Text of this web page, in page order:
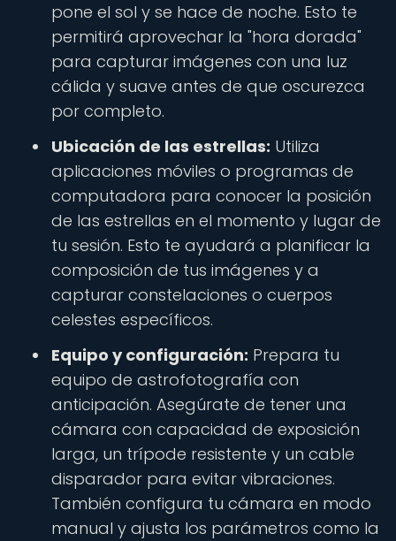
pone el sol y se hace de noche. Esto te
permitirá aprovechar la "hora dorada"
para capturar imágenes con una luz
cálida y suave antes de que oscurezca
por completo.
Ubicación de las estrellas: Utiliza
aplicaciones móviles o programas de
computadora para conocer la posición
de las estrellas en el momento y lugar de
tu sesión. Esto te ayudará a planificar la
composición de tus imágenes y a
capturar constelaciones o cuerpos
celestes específicos.
Equipo y configuración: Prepara tu
equipo de astrofotografía con
anticipación. Asegúrate de tener una
cámara con capacidad de exposición
larga, un trípode resistente y un cable
disparador para evitar vibraciones.
También configura tu cámara en modo
manual y ajusta los parámetros como la